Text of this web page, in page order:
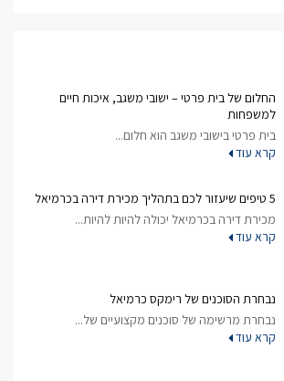
החלום של בית פרטי – ישובי משגב, איכות חיים
למשפחות
בית פרטי בישובי משגב הוא חלום...
קרא עוד
5 טיפים שיעזור לכם בתהליך מכירת דירה בכרמיאל
מכירת דירה בכרמיאל יכולה להיות להיות...
קרא עוד
נבחרת הסוכנים של רימקס כרמיאל
נבחרת מרשימה של סוכנים מקצועיים של...
קרא עוד